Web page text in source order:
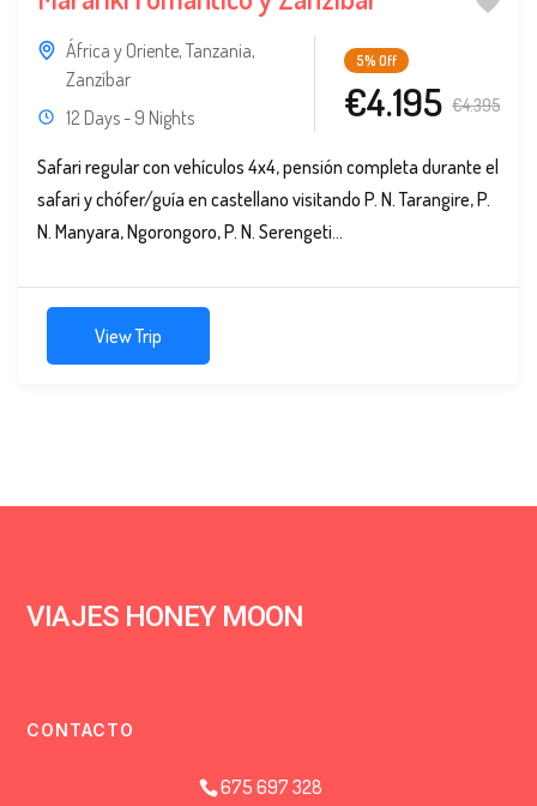
África y Oriente, Tanzania,
Zanzíbar
12 Days - 9 Nights
5% Off
€4.195 €4.395
Safari regular con vehículos 4x4, pensión completa durante el
safari y chófer/guía en castellano visitando P. N. Tarangire, P.
N. Manyara, Ngorongoro, P. N. Serengeti...
View Trip
VIAJES HONEY MOON
CONTACTO
675 697 328